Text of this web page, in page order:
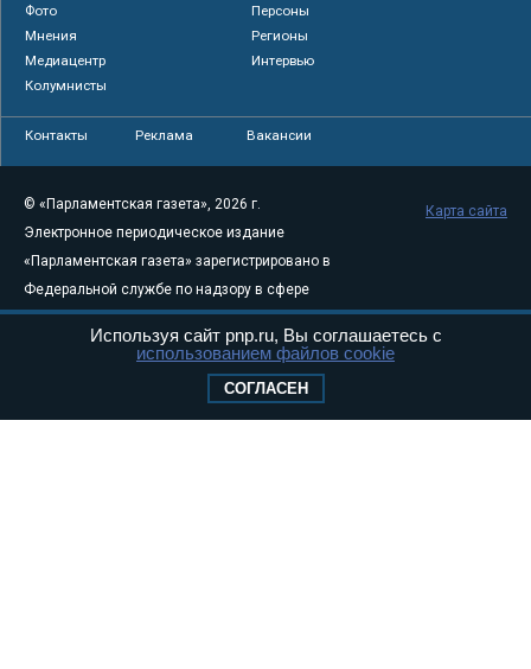
Фото
Персоны
Мнения
Регионы
Медиацентр
Интервью
Колумнисты
Контакты Реклама Вакансии
© «Парламентская газета», 2026 г.
Электронное периодическое издание
«Парламентская газета» зарегистрировано в
Федеральной службе по надзору в сфере
связи, информационных технологий и
массовых коммуникаций (Роскомнадзор) 05
Свидетельство о регистрации Эл № ФС77-
Карта сайта
Используя сайт pnp.ru, Вы соглашаетесь с
использованием файлов cookie
СОГЛАСЕН